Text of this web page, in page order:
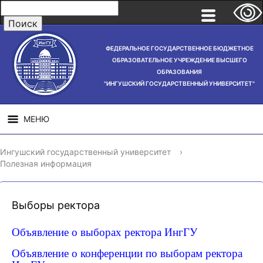
ФЕДЕРАЛЬНОЕ ГОСУДАРСТВЕННОЕ БЮДЖЕТНОЕ
ОБРАЗОВАТЕЛЬНОЕ УЧРЕЖДЕНИЕ ВЫСШЕГО
ОБРАЗОВАНИЯ
"ИНГУШСКИЙ ГОСУДАРСТВЕННЫЙ УНИВЕРСИТЕТ"
МЕНЮ
СВЕДЕНИЯ ОБ
ОБРАЗОВАТЕЛЬНОЙ
ОРГАНИЗАЦИИ
НАУЧНАЯ
ДЕЯТЕЛЬНОСТЬ
Ингушский государственный университет
›
Полезная информация
Выборы ректора
Объявление о выборах ректора ИнгГУ
Объявление о конференции по выборам ректора